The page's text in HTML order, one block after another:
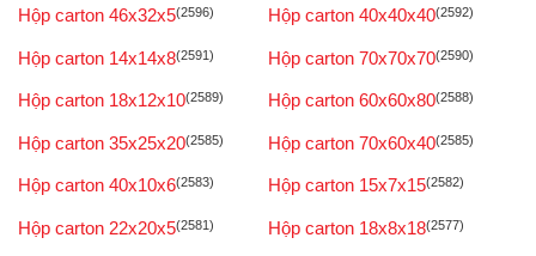
Hộp carton 46x32x5(2596) Hộp carton 40x40x40(2592)
Hộp carton 14x14x8(2591) Hộp carton 70x70x70(2590)
Hộp carton 18x12x10(2589) Hộp carton 60x60x80(2588)
Hộp carton 35x25x20(2585) Hộp carton 70x60x40(2585)
Hộp carton 40x10x6(2583) Hộp carton 15x7x15(2582)
Hộp carton 22x20x5(2581) Hộp carton 18x8x18(2577)